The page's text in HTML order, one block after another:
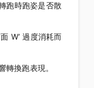
跑時跑姿是否散
W’ 過度消耗而
轉換跑表現。